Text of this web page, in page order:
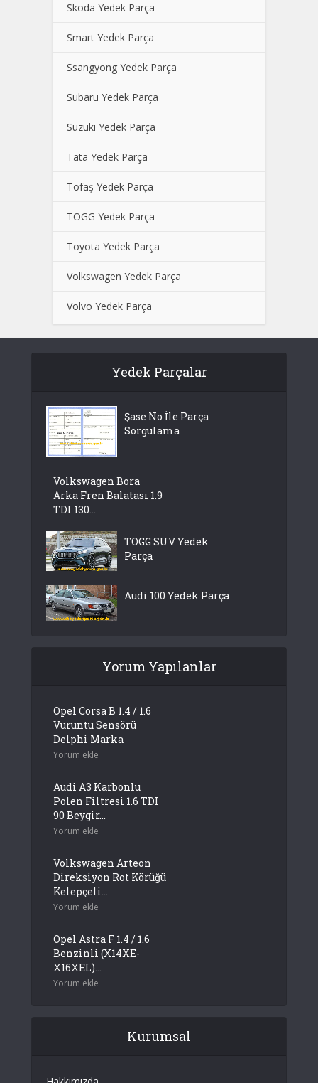
Skoda Yedek Parça
Smart Yedek Parça
Ssangyong Yedek Parça
Subaru Yedek Parça
Suzuki Yedek Parça
Tata Yedek Parça
Tofaş Yedek Parça
TOGG Yedek Parça
Toyota Yedek Parça
Volkswagen Yedek Parça
Volvo Yedek Parça
Yedek Parçalar
Şase No İle Parça
Sorgulama
Volkswagen Bora
Arka Fren Balatası 1.9
TDI 130...
TOGG SUV Yedek
Parça
Audi 100 Yedek Parça
Yorum Yapılanlar
Opel Corsa B 1.4 / 1.6
Vuruntu Sensörü
Delphi Marka
Yorum ekle
Audi A3 Karbonlu
Polen Filtresi 1.6 TDI
90 Beygir...
Yorum ekle
Volkswagen Arteon
Direksiyon Rot Körüğü
Kelepçeli...
Yorum ekle
Opel Astra F 1.4 / 1.6
Benzinli (X14XE-
X16XEL)...
Yorum ekle
Kurumsal